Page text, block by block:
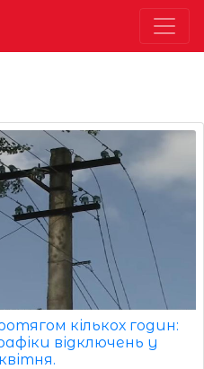
кількох годин:
відключень у